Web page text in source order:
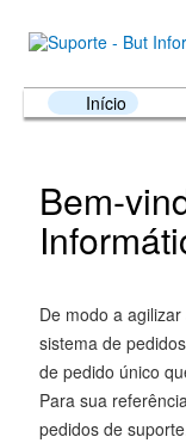
Início
Bem-
De modo a
sistema de
de pedido único
Para sua
pedidos de